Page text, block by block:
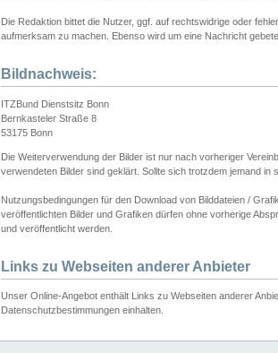
Die Redaktion bittet die Nutzer, ggf. auf rechtswidrige oder
aufmerksam zu machen. Ebenso wird um eine Nachricht
Bildnachweis:
ITZBund Dienstsitz Bonn
Bernkasteler Straße 8
53175 Bonn
Die Weiterverwendung der Bilder ist nur nach vorheriger
verwendeten Bilder sind geklärt. Sollte sich trotzdem jemand
Nutzungsbedingungen für den Download von Bilddateien /
veröffentlichten Bilder und Grafiken dürfen ohne vorherige
und veröffentlicht werden.
Links zu Webseiten anderer Anbieter
Unser Online-Angebot enthält Links zu Webseiten anderer
Datenschutzbestimmungen einhalten.